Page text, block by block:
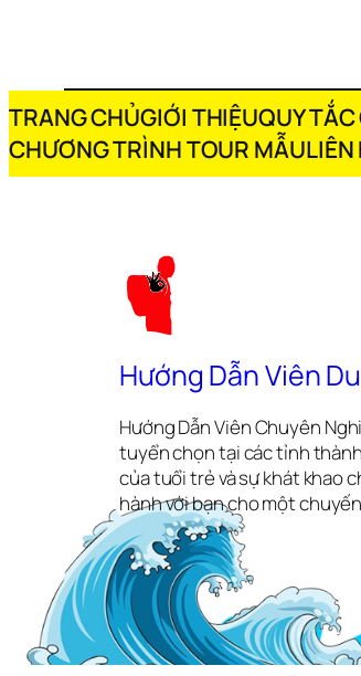
TRANG CHỦGIỚI THIỆUQUY TẮC
CHƯƠNG TRÌNH TOUR MẪULIÊN
Hướng Dẫn Viên
Hướng Dẫn Viên Chuyên
tuyển chọn tại các tỉnh
của tuổi trẻ và sự khát khao
hành với bạn cho một